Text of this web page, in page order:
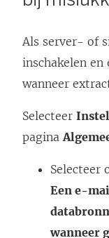
Als server- of
inschakelen
wanneer
Selecteer
pagina
Selecteer
Een e-
wanneer